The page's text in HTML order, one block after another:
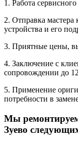
1. Работа
2. Отправка мастера
устройства и его
3. Приятные цены,
4. Заключение с
сопровождении до
5. Применение
потребности в
Мы
Зуево